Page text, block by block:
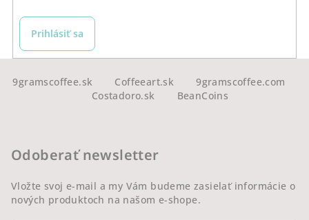
Prihlásiť sa
9gramscoffee.sk Coffeeart.sk
9gramscoffee.com
Costadoro.sk
BeanCoins
Odoberať newsletter
Vložte svoj e-mail a my Vám budeme zasielať informácie o
nových produktoch na našom e-shope.